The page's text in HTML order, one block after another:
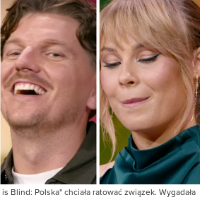
Blind: Polska" chciała ratować związek. Wygadała